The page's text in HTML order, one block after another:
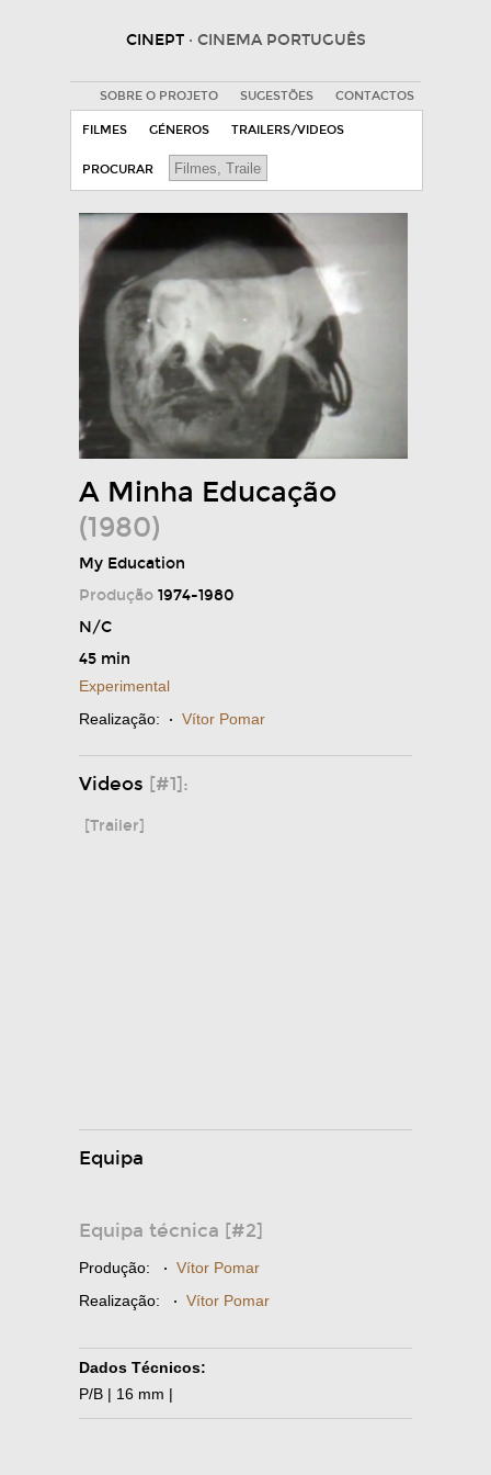
CINEPT · CINEMA PORTUGUÊS
SOBRE O PROJETO SUGESTÕES CONTACTOS
FILMES GÉNEROS TRAILERS/VIDEOS
PROCURAR
A Minha Educação
(1980)
My Education
Produção 1974-1980
N/C
45 min
Experimental
Realização: · Vítor Pomar
Videos [#1]:
[Trailer]
Equipa
Equipa técnica [#2]
Produção: · Vítor Pomar
Realização: · Vítor Pomar
Dados Técnicos:
P/B | 16 mm |